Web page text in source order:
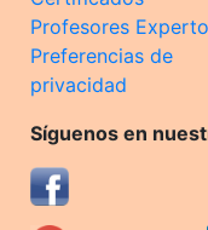
Profesores
Preferencias de
privacidad
Síguenos en